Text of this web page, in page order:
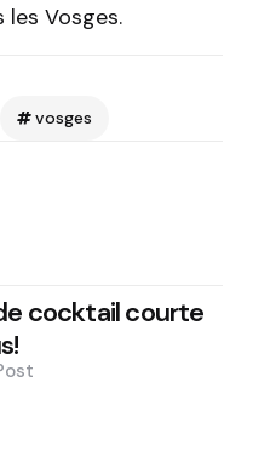
Vosges.
vosges
cocktail courte